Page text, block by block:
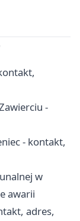
-
- kontakt,
w
awarii
adres,